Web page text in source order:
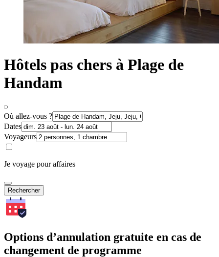
Hôtels pas chers à Plage de
Handam
Où allez-vous ?
Dates
Voyageurs
Je voyage pour affaires
Rechercher
Options d’annulation gratuite en cas de
changement de programme